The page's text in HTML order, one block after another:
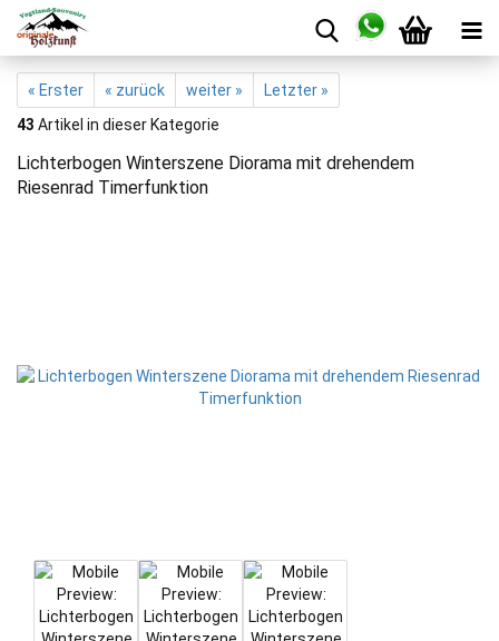
« Erster « zurück weiter »
Letzter »
43 Artikel in dieser Kategorie
Lichterbogen Winterszene Diorama mit drehendem
Riesenrad Timerfunktion